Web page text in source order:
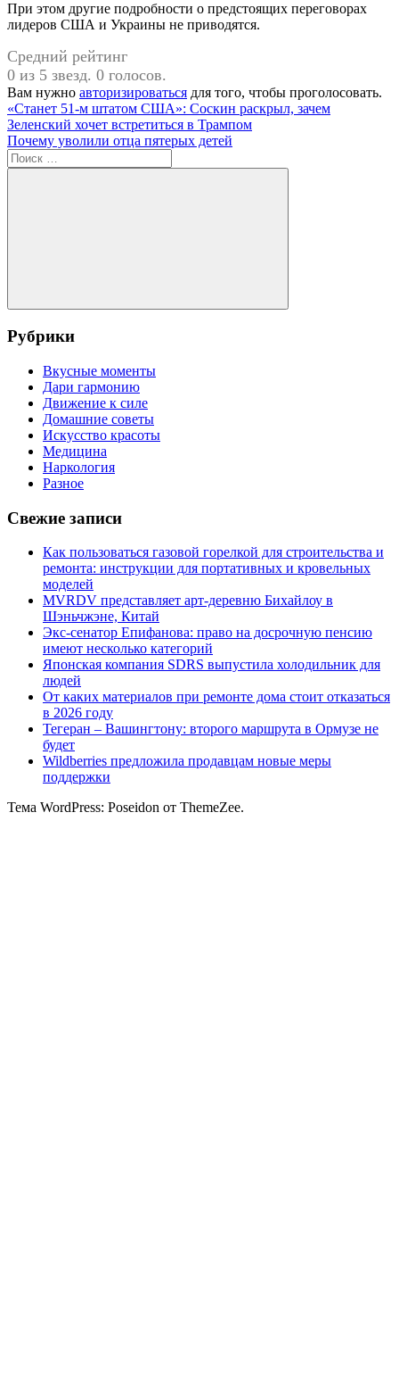
При этом другие подробности о предстоящих переговорах
лидеров США и Украины не приводятся.
Средний рейтинг
0 из 5 звезд. 0 голосов.
Вам нужно авторизироваться для того, чтобы проголосовать.
Навигация
по
записям
Предыдущая
запись:
«Станет 51-м штатом США»: Соскин раскрыл, зачем
Зеленский хочет встретиться в Трампом
Следующая
запись:
Почему уволили отца пятерых детей
Поиск
для:
Поиск
Рубрики
Вкусные моменты
Дари гармонию
Движение к силе
Домашние советы
Искусство красоты
Медицина
Наркология
Разное
Свежие записи
Как пользоваться газовой горелкой для строительства и
ремонта: инструкции для портативных и кровельных
моделей
MVRDV представляет арт-деревню Бихайлоу в
Шэньчжэне, Китай
Экс-сенатор Епифанова: право на досрочную пенсию
имеют несколько категорий
Японская компания SDRS выпустила холодильник для
людей
От каких материалов при ремонте дома стоит отказаться
в 2026 году
Тегеран – Вашингтону: второго маршрута в Ормузе не
будет
Wildberries предложила продавцам новые меры
поддержки
Тема WordPress: Poseidon от ThemeZee.